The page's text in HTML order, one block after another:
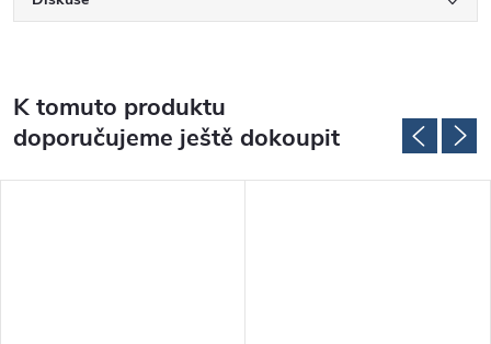
K tomuto produktu
doporučujeme ještě dokoupit